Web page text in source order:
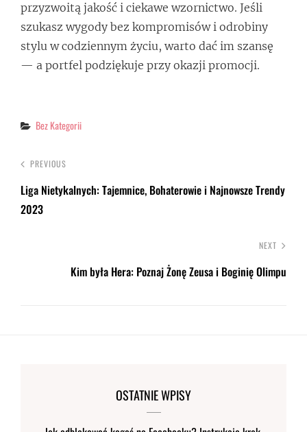
przyzwoitą jakość i ciekawe wzornictwo. Jeśli
szukasz wygody bez kompromisów i odrobiny
stylu w codziennym życiu, warto dać im szansę
— a portfel podziękuje przy okazji promocji.
Categories
Bez Kategorii
PREVIOUS
Liga Nietykalnych: Tajemnice, Bohaterowie i Najnowsze Trendy
2023
NEXT
Kim była Hera: Poznaj Żonę Zeusa i Boginię Olimpu
OSTATNIE WPISY